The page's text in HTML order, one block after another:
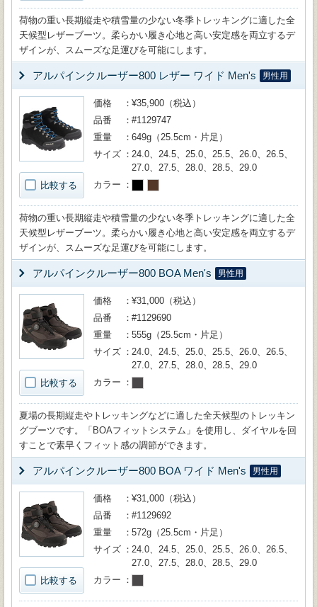
荷物の重い長期縦走や積雪量の少ない冬季トレッキングに適した全
天候型レザーブーツ。柔らかい履き心地と高い安定感を両立するデ
ザインが、スムーズな足運びを可能にします。
アルパインクルーザー800 レザー ワイド Men's 男性用
比較する
価格
¥35,900（税込）
品番
#1129747
重量
649g（25.5cm・片足）
サイズ
24.0、24.5、25.0、25.5、26.0、26.5、
27.0、27.5、28.0、28.5、29.0
カラー
荷物の重い長期縦走や積雪量の少ない冬季トレッキングに適した全
天候型レザーブーツ。柔らかい履き心地と高い安定感を両立するデ
ザインが、スムーズな足運びを可能にします。
アルパインクルーザー800 BOA Men's 男性用
比較する
価格
¥31,000（税込）
品番
#1129690
重量
555g（25.5cm・片足）
サイズ
24.0、24.5、25.0、25.5、26.0、26.5、
27.0、27.5、28.0、28.5、29.0
カラー
夏場の長期縦走やトレッキングなどに適した全天候型のトレッキン
グブーツです。「BOAフィットシステム」を使用し、ダイヤルを回
すことで素早くフィット感の調節ができます。
アルパインクルーザー800 BOA ワイド Men's 男性用
比較する
価格
¥31,000（税込）
品番
#1129692
重量
572g（25.5cm・片足）
サイズ
24.0、24.5、25.0、25.5、26.0、26.5、
27.0、27.5、28.0、28.5、29.0
カラー